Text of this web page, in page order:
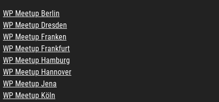
WP Meetup Berlin
WP Meetup Dresden
WP Meetup Franken
WP Meetup Frankfurt
WP Meetup Hamburg
WP Meetup Hannover
WP Meetup Jena
WP Meetup Köln